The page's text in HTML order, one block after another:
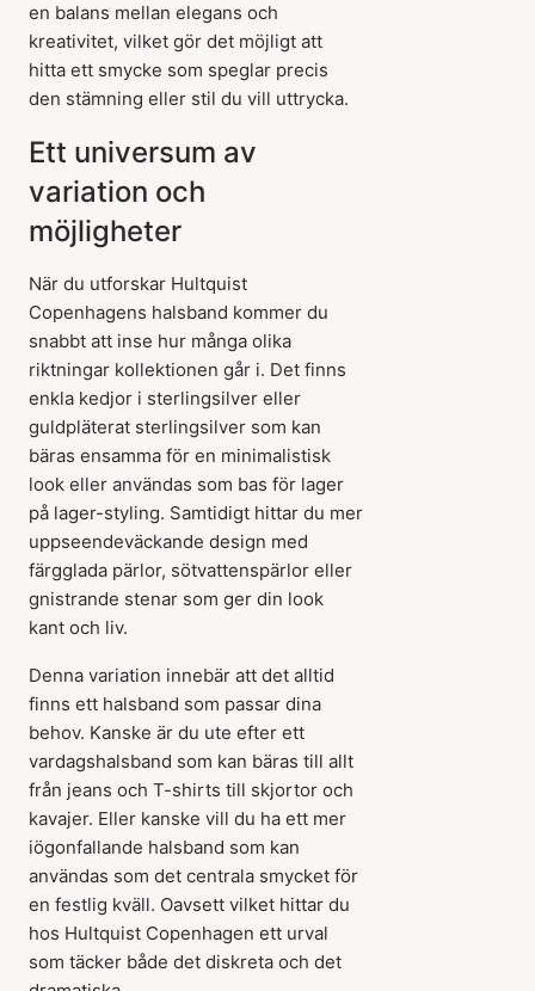
en balans mellan elegans och
kreativitet, vilket gör det möjligt att
hitta ett smycke som speglar precis
den stämning eller stil du vill uttrycka.
Ett universum av
variation och
möjligheter
När du utforskar Hultquist
Copenhagens halsband kommer du
snabbt att inse hur många olika
riktningar kollektionen går i. Det finns
enkla kedjor i sterlingsilver eller
guldpläterat sterlingsilver som kan
bäras ensamma för en minimalistisk
look eller användas som bas för lager
på lager-styling. Samtidigt hittar du mer
uppseendeväckande design med
färgglada pärlor, sötvattenspärlor eller
gnistrande stenar som ger din look
kant och liv.
Denna variation innebär att det alltid
finns ett halsband som passar dina
behov. Kanske är du ute efter ett
vardagshalsband som kan bäras till allt
från jeans och T-shirts till skjortor och
kavajer. Eller kanske vill du ha ett mer
iögonfallande halsband som kan
användas som det centrala smycket för
en festlig kväll. Oavsett vilket hittar du
hos Hultquist Copenhagen ett urval
som täcker både det diskreta och det